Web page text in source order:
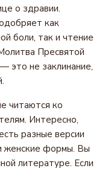
о здравии.
как
боли, так и чтение
Пресвятой
это не заклинание,
читаются ко
Интересно,
разные версии
женские формы. Вы
литературе. Если